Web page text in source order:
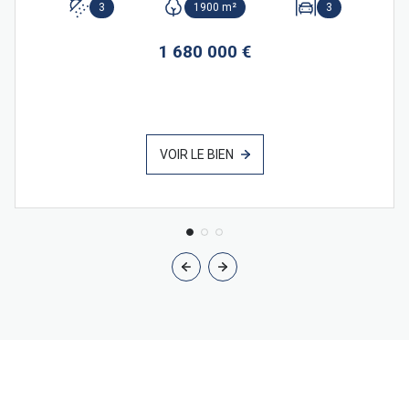
3 1900 m² 3
1 680 000 €
VOIR LE BIEN